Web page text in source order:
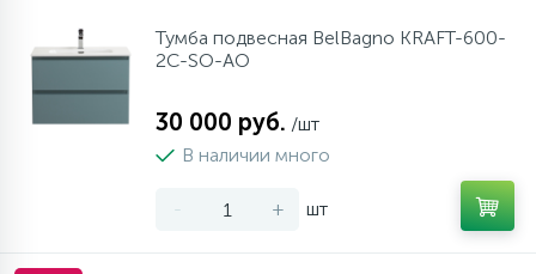
Тумба подвесная BelBagno KRAFT-600-
2C-SO-AO
30 000 руб. /шт
В наличии много
- + шт